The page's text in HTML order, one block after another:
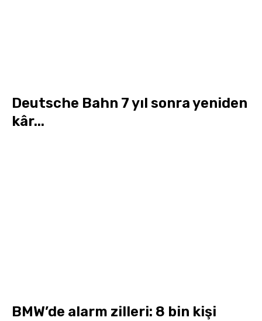
Deutsche Bahn 7 yıl sonra yeniden
kâr...
BMW’de alarm zilleri: 8 bin kişi